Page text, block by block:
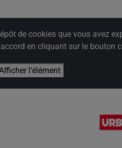
de cookies que vous avez
en cliquant sur le bouton
l'élément